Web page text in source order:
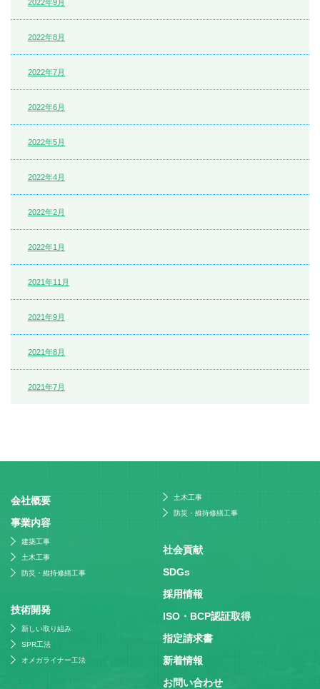
2022年9月
2022年8月
2022年7月
2022年6月
2022年5月
2022年4月
2022年2月
2022年1月
2021年11月
2021年9月
2021年8月
2021年7月
会社概要
事業内容
建築工事
土木工事
防災・維持修繕工事
技術開発
新しい取り組み
SPR工法
オメガライナー工法
土木工事
防災・維持修繕工事
社会貢献
SDGs
採⽤情報
ISO・BCP認証取得
指定請求書
新着情報
お問い合わせ